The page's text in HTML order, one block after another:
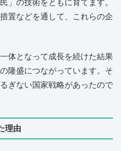
」の技術をともに育てます。
置などを通して、これらの企
体となって成長を続けた結果
隆盛につながっています。そ
ぎない国家戦略があったので
理由